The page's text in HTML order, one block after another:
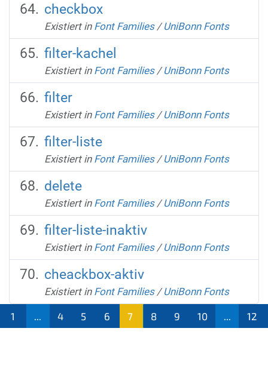
checkbox
Existiert in Font Families /UniBonn Fonts
filter-kachel
Existiert in Font Families /UniBonn Fonts
filter
Existiert in Font Families /UniBonn Fonts
filter-liste
Existiert in Font Families /UniBonn Fonts
delete
Existiert in Font Families /UniBonn Fonts
filter-liste-inaktiv
Existiert in Font Families /UniBonn Fonts
cheackbox-aktiv
Existiert in Font Families /UniBonn Fonts
1 4 5 6
7
8 9 10 12